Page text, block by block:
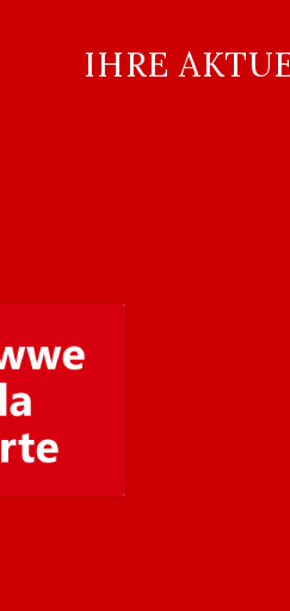
IHRE